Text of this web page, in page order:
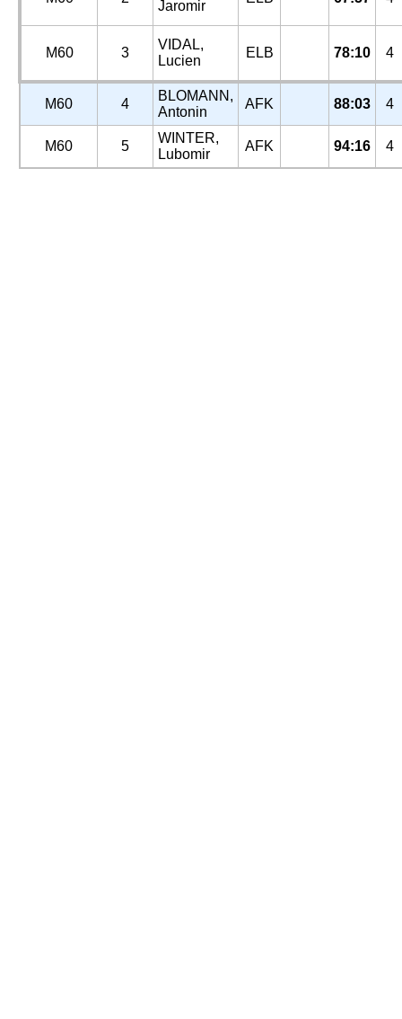
Jaromir
M60 3
VIDAL,
Lucien
ELB 78:10 4
M60 4
BLOMANN,
Antonin
AFK 88:03 4
M60 5
WINTER,
Lubomir
AFK 94:16 4